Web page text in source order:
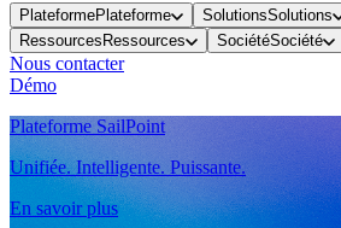
PlateformePlateforme SolutionsSolutions
Ressources Ressources SociétéSociété
Nous contacter
Démo
Plateforme SailPoint
Unifiée. Intelligente. Puissante.
En savoir plus